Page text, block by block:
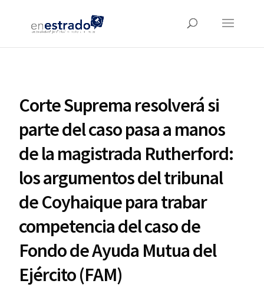
Corte Suprema resolverá si
parte del caso pasa a manos
de la magistrada Rutherford:
los argumentos del tribunal
de Coyhaique para trabar
competencia del caso de
Fondo de Ayuda Mutua del
Ejército (FAM)